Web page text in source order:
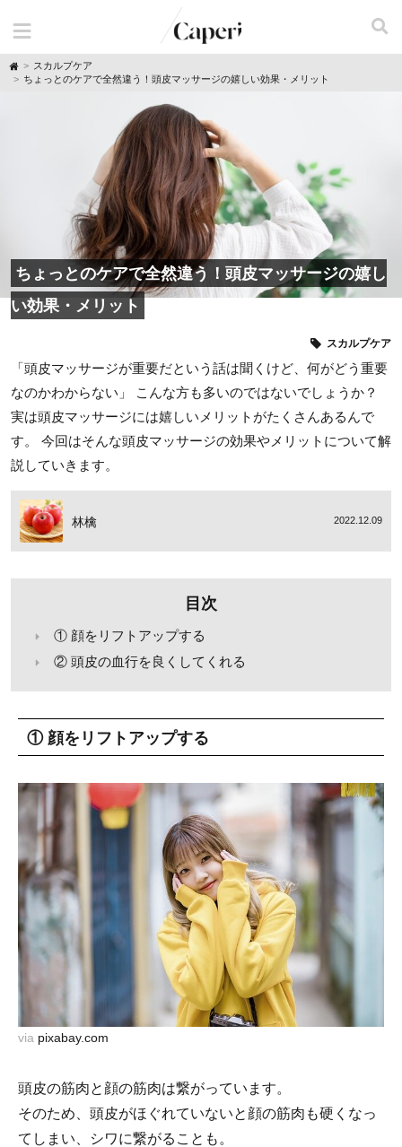
H
o
スカルプケア
ちょっとのケアで全然違う！頭皮マッサージの嬉しい効果・メリット
ちょっとのケアで全然違う！頭皮マッサージの嬉し
い効果・メリット
スカルプケア
「頭皮マッサージが重要だという話は聞くけど、何がどう重要
なのかわからない」 こんな方も多いのではないでしょうか？
実は頭皮マッサージには嬉しいメリットがたくさんあるんで
す。 今回はそんな頭皮マッサージの効果やメリットについて解
説していきます。
林檎 2022.12.09
目次
① 顔をリフトアップする
② 頭皮の血行を良くしてくれる
① 顔をリフトアップする
via pixabay.com
頭皮の筋肉と顔の筋肉は繋がっています。
そのため、頭皮がほぐれていないと顔の筋肉も硬くなっ
てしまい、シワに繋がることも。